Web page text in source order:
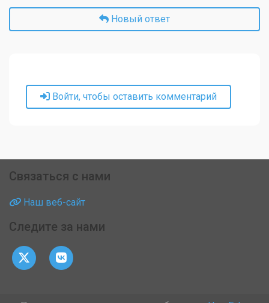
Новый ответ
Войти, чтобы оставить комментарий
Связаться с нами
Наш веб-сайт
Следите за нами